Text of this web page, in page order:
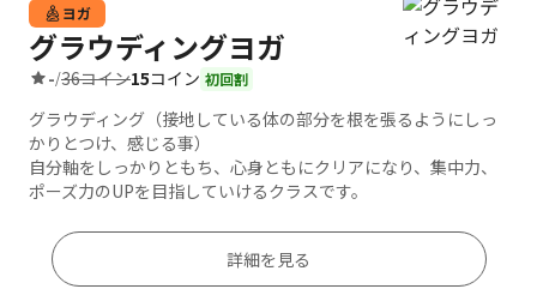
ヨガ
グラウディングヨガ
-/36コイン15コイン 初回割
グラウディング（接地している体の部分を根を張るようにしっ
かりとつけ、感じる事）
自分軸をしっかりともち、心身ともにクリアになり、集中力、
ポーズ力のUPを目指していけるクラスです。
詳細を見る